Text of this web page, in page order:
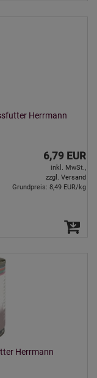
Herrmann
6,79 EUR
inkl. MwSt.,
zzgl. Versand
Grundpreis: 8,49 EUR/kg
Herrmann